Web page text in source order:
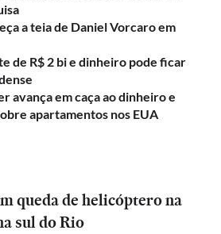
a teia de Daniel Vorcaro em
de R$ 2 bi e dinheiro pode ficar
avança em caça ao dinheiro e
apartamentos nos EUA
queda de helicóptero na
sul do Rio